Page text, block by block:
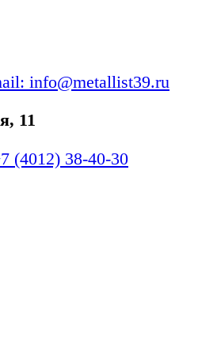
info@metallist39.ru
11
(4012) 38-40-30